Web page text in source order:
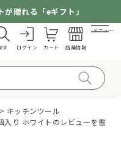
贈れる「eギフト」
す ログイン カート 店舗情報
メニュー
キッチンツール
り ホワイトのレビューを書